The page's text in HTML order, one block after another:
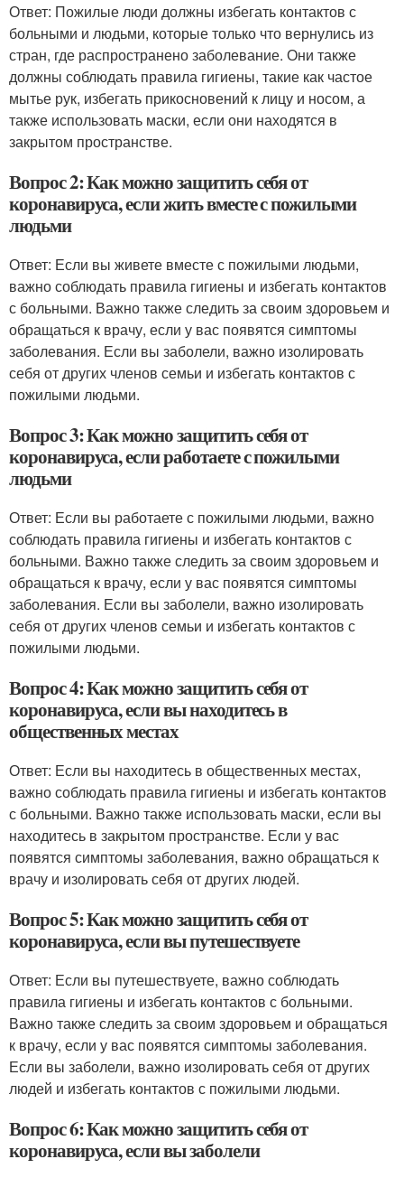
Ответ: Пожилые люди должны избегать контактов с
больными и людьми, которые только что вернулись из
стран, где распространено заболевание. Они также
должны соблюдать правила гигиены, такие как частое
мытье рук, избегать прикосновений к лицу и носом, а
также использовать маски, если они находятся в
закрытом пространстве.
Вопрос 2: Как можно защитить себя от
коронавируса, если жить вместе с пожилыми
людьми
Ответ: Если вы живете вместе с пожилыми людьми,
важно соблюдать правила гигиены и избегать контактов
с больными. Важно также следить за своим здоровьем и
обращаться к врачу, если у вас появятся симптомы
заболевания. Если вы заболели, важно изолировать
себя от других членов семьи и избегать контактов с
пожилыми людьми.
Вопрос 3: Как можно защитить себя от
коронавируса, если работаете с пожилыми
людьми
Ответ: Если вы работаете с пожилыми людьми, важно
соблюдать правила гигиены и избегать контактов с
больными. Важно также следить за своим здоровьем и
обращаться к врачу, если у вас появятся симптомы
заболевания. Если вы заболели, важно изолировать
себя от других членов семьи и избегать контактов с
пожилыми людьми.
Вопрос 4: Как можно защитить себя от
коронавируса, если вы находитесь в
общественных местах
Ответ: Если вы находитесь в общественных местах,
важно соблюдать правила гигиены и избегать контактов
с больными. Важно также использовать маски, если вы
находитесь в закрытом пространстве. Если у вас
появятся симптомы заболевания, важно обращаться к
врачу и изолировать себя от других людей.
Вопрос 5: Как можно защитить себя от
коронавируса, если вы путешествуете
Ответ: Если вы путешествуете, важно соблюдать
правила гигиены и избегать контактов с больными.
Важно также следить за своим здоровьем и обращаться
к врачу, если у вас появятся симптомы заболевания.
Если вы заболели, важно изолировать себя от других
людей и избегать контактов с пожилыми людьми.
Вопрос 6: Как можно защитить себя от
коронавируса, если вы заболели